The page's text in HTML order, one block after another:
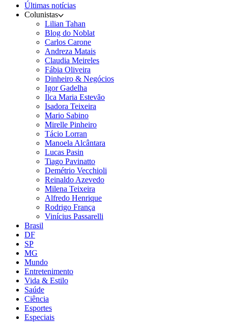
Últimas notícias
Colunistas
Lilian Tahan
Blog do Noblat
Carlos Carone
Andreza Matais
Claudia Meireles
Fábia Oliveira
Dinheiro & Negócios
Igor Gadelha
Ilca Maria Estevão
Isadora Teixeira
Mario Sabino
Mirelle Pinheiro
Tácio Lorran
Manoela Alcântara
Lucas Pasin
Tiago Pavinatto
Demétrio Vecchioli
Reinaldo Azevedo
Milena Teixeira
Alfredo Henrique
Rodrigo França
Vinícius Passarelli
Brasil
DF
SP
MG
Mundo
Entretenimento
Vida & Estilo
Saúde
Ciência
Esportes
Especiais